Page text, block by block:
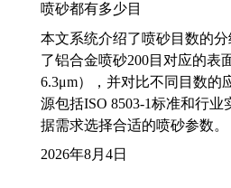
喷砂都有多少目
本文系统介绍了喷砂目数的
了铝合金喷砂200目对应的表
6.3μm），并对比不同目数的
源包括ISO 8503-1标准和行业
据需求选择合适的喷砂参数。
2026年8月4日